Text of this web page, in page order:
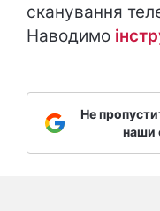
сканування
Наводимо
Не
наши